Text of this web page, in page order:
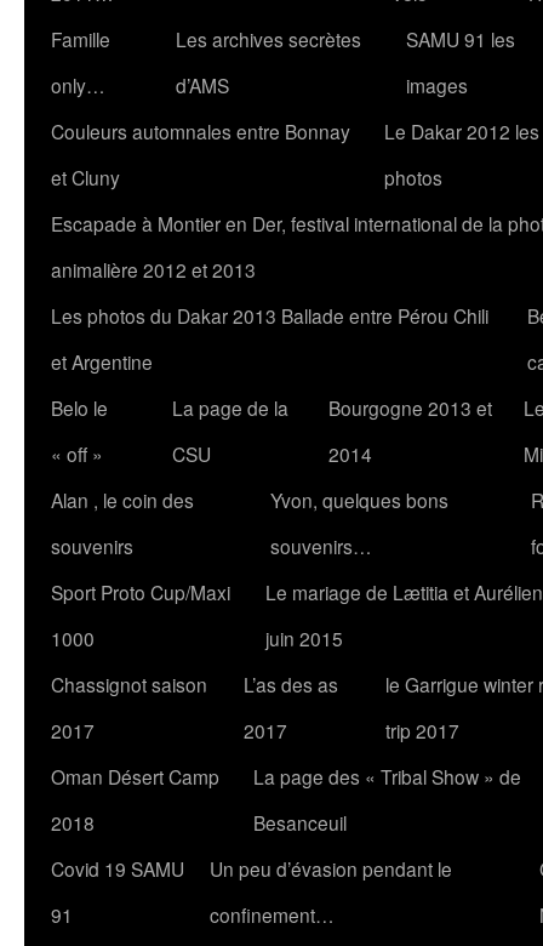
contenu
Famille
only…
Les archives secrètes
d’AMS
SAMU 91 les
images
Couleurs automnales entre Bonnay
et Cluny
Le Dakar 2012 les
photos
Escapade à Montier en Der, festival international de la
animalière 2012 et 2013
Les photos du Dakar 2013 Ballade entre Pérou Chili
et Argentine
Belo le
« off »
La page de la
CSU
Bourgogne 2013 et
2014
Alan , le coin des
souvenirs
Yvon, quelques bons
souvenirs…
Sport Proto Cup/Maxi
1000
Le mariage de Lætitia et
juin 2015
Chassignot saison
2017
L’as des as
2017
le Garrigue winter
trip 2017
Oman Désert Camp
2018
La page des « Tribal Show » de
Besanceuil
Covid 19 SAMU
91
Un peu d’évasion pendant le
confinement…